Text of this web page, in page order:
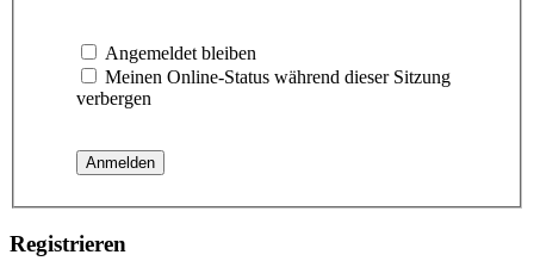
Angemeldet bleiben
Meinen Online-Status während dieser Sitzung
verbergen
Registrieren